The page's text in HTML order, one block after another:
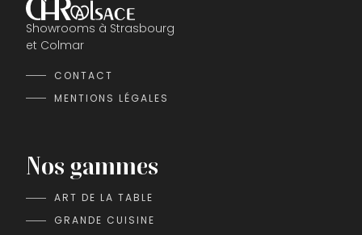
Showrooms à Strasbourg
et Colmar
CONTACT
MENTIONS LÉGALES
Nos gammes
ART DE LA TABLE
GRANDE CUISINE